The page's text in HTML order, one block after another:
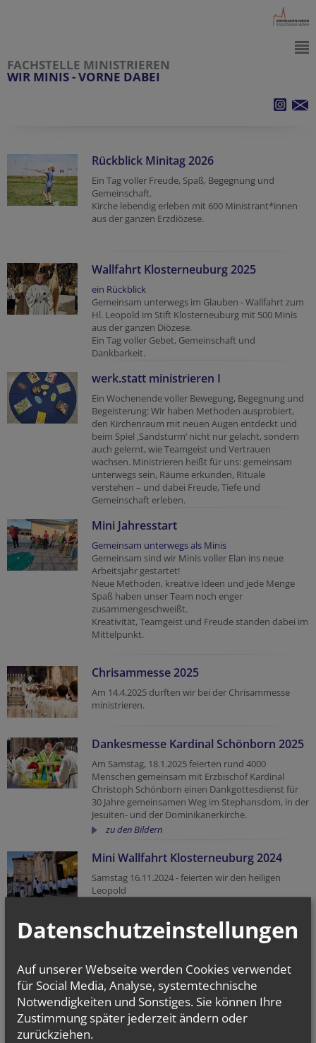
FACHSTELLE MINISTRIEREN
WIR MINIS - VORNE DABEI
Rückblick Minitag 2026
Ein Tag voller Freude, Spaß, Begegnung und
Gemeinschaft.
Kirche lebendig erleben mit 600 Ministrant*innen
aus der ganzen Erzdiözese.
Wallfahrt Klosterneuburg 2025
ein Rückblick
Gemeinsam unterwegs im Glauben - Wallfahrt zum
Hl. Leopold im Stift Klosterneuburg mit 500 Minis
aus der ganzen Diözese.
Ein Tag voller Gebet, Gemeinschaft und
Dankbarkeit.
werk.statt ministrieren I
Ein Wochenende voller Bewegung, Begegnung und
Begeisterung: Wir haben Methoden ausprobiert,
den Kirchenraum mit neuen Augen entdeckt und
beim Spiel ‚Sandsturm‘ nicht nur gelacht, sondern
auch gelernt, wie Teamgeist und Vertrauen
wachsen. Ministrieren heißt für uns: gemeinsam
unterwegs sein, Räume erkunden, Rituale
verstehen – und dabei Freude, Tiefe und
Gemeinschaft erleben.
Mini Jahresstart
Gemeinsam unterwegs als Minis
Gemeinsam sind wir Minis voller Elan ins neue
Arbeitsjahr gestartet!
Neue Methoden, kreative Ideen und jede Menge
Spaß haben unser Team noch enger
zusammengeschweißt.
Kreativität, Teamgeist und Freude standen dabei im
Mittelpunkt.
Chrisammesse 2025
Am 14.4.2025 durften wir bei der Chrisammesse
ministrieren.
Dankesmesse Kardinal Schönborn 2025
Am Samstag, 18.1.2025 feierten rund 4000
Menschen gemeinsam mit Erzbischof Kardinal
Christoph Schönborn einen Dankgottesdienst für
30 Jahre gemeinsamen Weg im Stephansdom, in der
Jesuiten- und der Dominikanerkirche.
zu den Bildern
Mini Wallfahrt Klosterneuburg 2024
Samstag 16.11.2024 - feierten wir den heiligen
Leopold
Niederösterreich und Wien. Sein Festtag wird am
15. November gefeiert. Rund um dieses Datum lädt
Leopoldifeiern und "Fasslrutschen" ein.
vorherige 1 2 3 4 5 6 7 weitere
Datenschutzeinstellungen
Auf unserer Webseite werden Cookies verwendet
für Social Media, Analyse, systemtechnische
Notwendigkeiten und Sonstiges. Sie können Ihre
Zustimmung später jederzeit ändern oder
zurückziehen.